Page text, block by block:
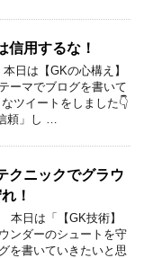
信用するな！
日は【GKの心構え】
ーマでブログを書いて
ツイートをしました👇
頼」し …
クニックでグラウ
！
日は「【GK技術】
ンダーのシュートを守
を書いていきたいと思